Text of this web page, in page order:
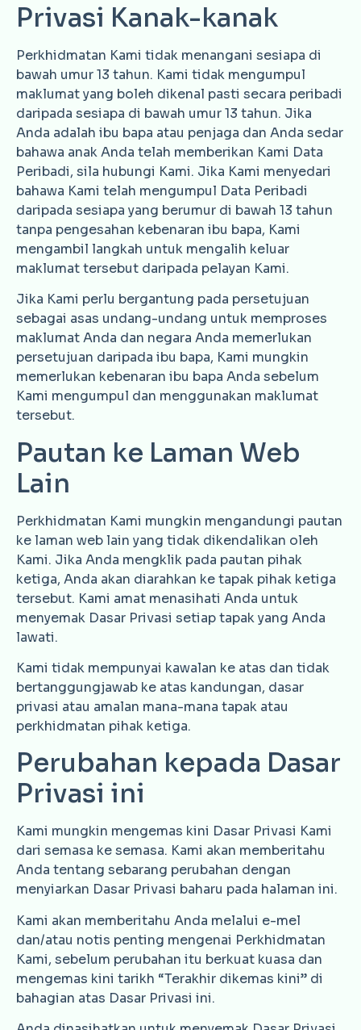
Privasi Kanak-kanak
Perkhidmatan Kami tidak menangani sesiapa di
bawah umur 13 tahun. Kami tidak mengumpul
maklumat yang boleh dikenal pasti secara peribadi
daripada sesiapa di bawah umur 13 tahun. Jika
Anda adalah ibu bapa atau penjaga dan Anda sedar
bahawa anak Anda telah memberikan Kami Data
Peribadi, sila hubungi Kami. Jika Kami menyedari
bahawa Kami telah mengumpul Data Peribadi
daripada sesiapa yang berumur di bawah 13 tahun
tanpa pengesahan kebenaran ibu bapa, Kami
mengambil langkah untuk mengalih keluar
maklumat tersebut daripada pelayan Kami.
Jika Kami perlu bergantung pada persetujuan
sebagai asas undang-undang untuk memproses
maklumat Anda dan negara Anda memerlukan
persetujuan daripada ibu bapa, Kami mungkin
memerlukan kebenaran ibu bapa Anda sebelum
Kami mengumpul dan menggunakan maklumat
tersebut.
Pautan ke Laman Web
Lain
Perkhidmatan Kami mungkin mengandungi pautan
ke laman web lain yang tidak dikendalikan oleh
Kami. Jika Anda mengklik pada pautan pihak
ketiga, Anda akan diarahkan ke tapak pihak ketiga
tersebut. Kami amat menasihati Anda untuk
menyemak Dasar Privasi setiap tapak yang Anda
lawati.
Kami tidak mempunyai kawalan ke atas dan tidak
bertanggungjawab ke atas kandungan, dasar
privasi atau amalan mana-mana tapak atau
perkhidmatan pihak ketiga.
Perubahan kepada Dasar
Privasi ini
Kami mungkin mengemas kini Dasar Privasi Kami
dari semasa ke semasa. Kami akan memberitahu
Anda tentang sebarang perubahan dengan
menyiarkan Dasar Privasi baharu pada halaman ini.
Kami akan memberitahu Anda melalui e-mel
dan/atau notis penting mengenai Perkhidmatan
Kami, sebelum perubahan itu berkuat kuasa dan
mengemas kini tarikh “Terakhir dikemas kini” di
bahagian atas Dasar Privasi ini.